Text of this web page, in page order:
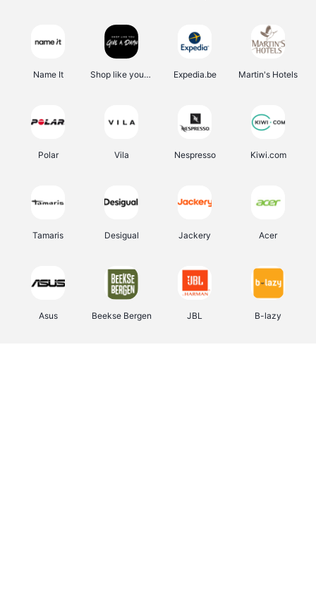
Name It Shop like you Give A Damn Expedia.be Martin's Hotels
Polar Vila Nespresso Kiwi.com
Tamaris Desigual Jackery Acer
Asus Beekse Bergen JBL B-lazy